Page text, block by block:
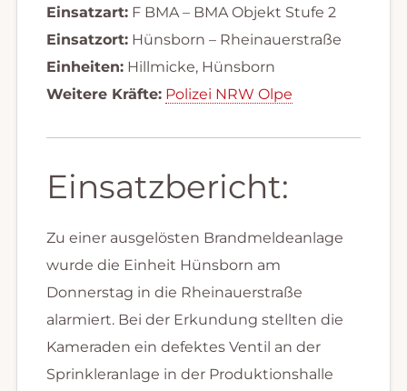
Einsatzart:F BMA – BMA Objekt Stufe 2
Einsatzort:Hünsborn – Rheinauerstraße
Einheiten:Hillmicke, Hünsborn
Weitere Kräfte: Polizei NRW Olpe
Einsatzbericht:
Zu einer ausgelösten Brandmeldeanlage
wurde die Einheit Hünsborn am
Donnerstag in die Rheinauerstraße
alarmiert. Bei der Erkundung stellten die
Kameraden ein defektes Ventil an der
Sprinkleranlage in der Produktionshalle